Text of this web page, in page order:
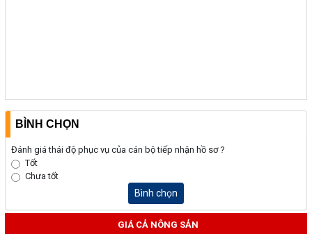
BÌNH CHỌN
Đánh giá thái độ phục vụ của cán bộ tiếp nhận hồ sơ ?
Tốt
Chưa tốt
Bình chọn
GIÁ CẢ NÔNG SẢN